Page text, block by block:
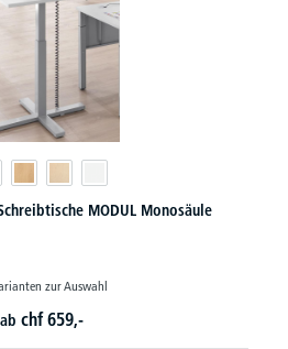
Klapptisch MODUL mit Rollen und T-Fuß
24 Varianten zur Auswahl